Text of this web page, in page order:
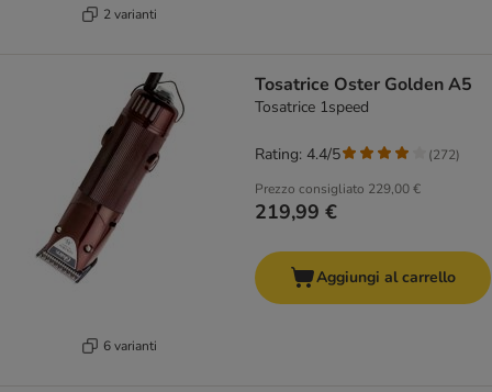
2 varianti
6 varianti
Tosatrice Oster Golden A5
Tosatrice 1speed
Prezzo consigliato 229,00 €
219,99 €
Rating: 4.4/5 (272)
Aggiungi al carrello